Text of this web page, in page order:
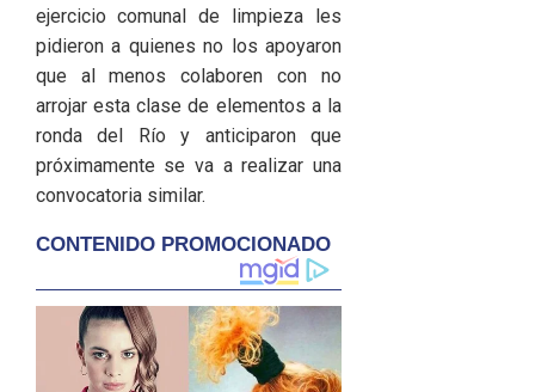
ejercicio comunal de limpieza les
pidieron a quienes no los apoyaron
que al menos colaboren con no
arrojar esta clase de elementos a la
ronda del Río y anticiparon que
próximamente se va a realizar una
convocatoria similar.